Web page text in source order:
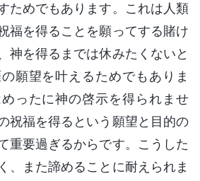
ためでもあります。これは人類
福を得ることを願ってする賭け
神を得るまでは休みたくないと
願望を叶えるためでもありま
ったに神の啓示を得られませ
祝福を得るという願望と目的の
重要過ぎるからです。こうした
、また諦めることに耐えられま